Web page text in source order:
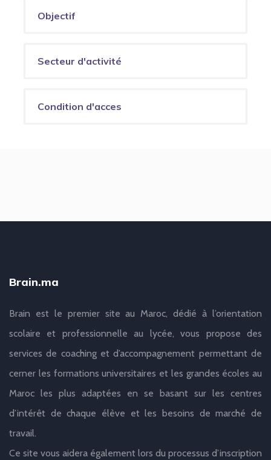
Objectif
Secteur d'activité
Condition d'acces
Brain.ma
Brain est le premier site au Maroc, dédié à l’orientation
scolaire et professionnelle au lycée, vous propose des
services de coaching et d’accompagnement permettant de
cerner les formations universitaires et les grandes écoles au
Maroc les plus adaptées en se basant sur les centres
d’intérêt de chaque élève et les besoins de marché de
travail.
Ce site vous aidera également lors du processus d’inscription